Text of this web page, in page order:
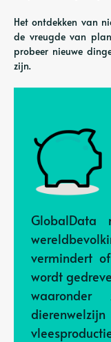
Het ontdekken van
de vreugde van
probeer nieuwe
zijn.
vermindert
wordt
waaronder